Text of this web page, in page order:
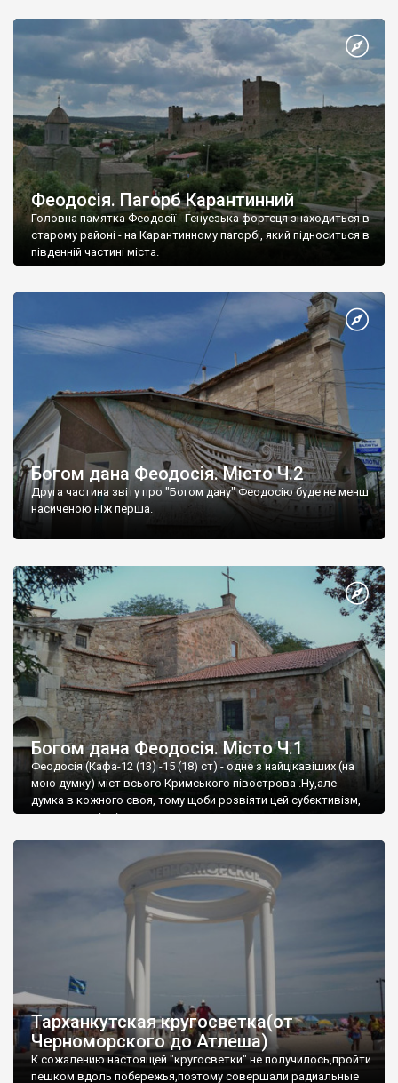
Феодосія. Пагорб Карантинний
Головна памятка Феодосії - Генуезька фортеця знаходиться в
старому районі - на Карантинному пагорбі, який підноситься в
південній частині міста.
Богом дана Феодосія. Місто Ч.2
Друга частина звіту про "Богом дану" Феодосію буде не менш
насиченою ніж перша.
Богом дана Феодосія. Місто Ч.1
Феодосія (Кафа-12 (13) -15 (18) ст) - одне з найцікавіших (на
мою думку) міст всього Кримського півострова .Ну,але
думка в кожного своя, тому щоби розвіяти цей субєктивізм,
запрошую відвідати це
Тарханкутская кругосветка(от
Черноморского до Атлеша)
К сожалению настоящей "кругосветки" не получилось,пройти
пешком вдоль побережья,поэтому совершали радиальные